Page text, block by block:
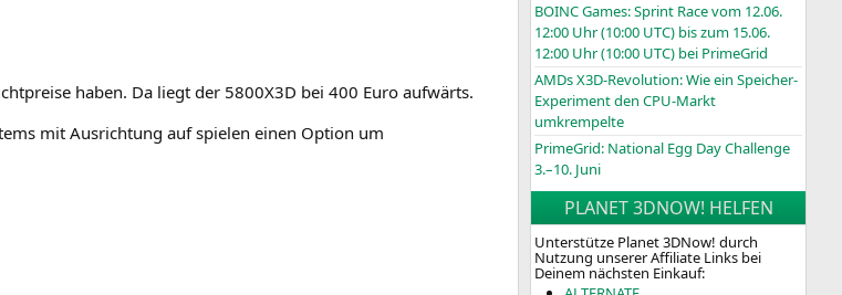
haben. Da liegt der 5800X3D bei 400 Euro aufwärts.
mit Aus­rich­tung auf spie­len einen Opti­on um
BOINCGames: Sprint Race vom 12.06.
12:00 Uhr (10:00 UTC) bis zum 15.06.
12:00 Uhr (10:00 UTC) bei PrimeGrid
AMDs X3D-Revolution: Wie ein Speicher-
Experiment den CPU-Markt
umkrempelte
PrimeGrid: National Egg Day Challenge
3.–10. Juni
PLANET 3DNOW! HELFEN
Unterstütze Planet 3DNow! durch
Nutzung unserer Affiliate Links bei
Deinem nächsten Einkauf: